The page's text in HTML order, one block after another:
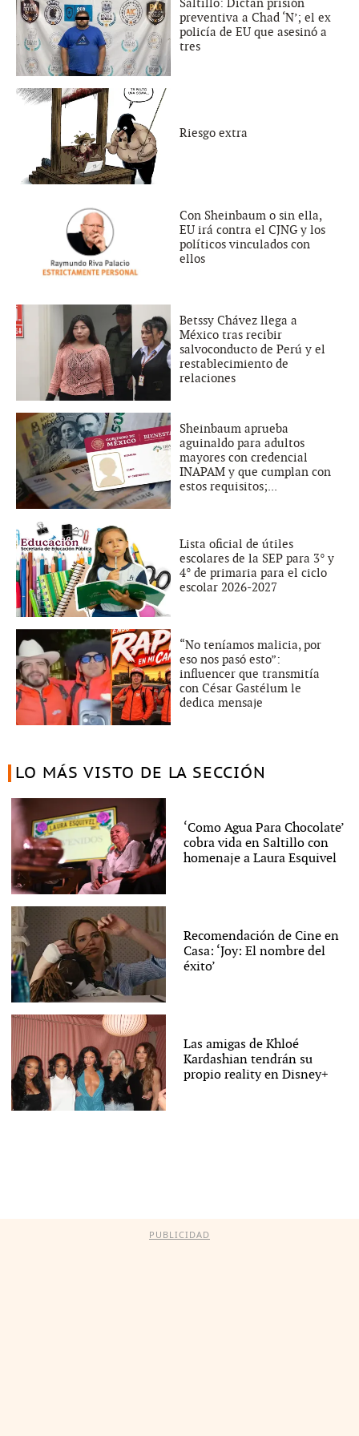
Saltillo: Dictan prisión
preventiva a Chad ‘N’; el ex
policía de EU que asesinó a
tres
Riesgo extra
Con Sheinbaum o sin ella,
EU irá contra el CJNG y los
políticos vinculados con
ellos
Betssy Chávez llega a
México tras recibir
salvoconducto de Perú y el
restablecimiento de
relaciones
Sheinbaum aprueba
aguinaldo para adultos
mayores con credencial
INAPAM y que cumplan con
estos requisitos;...
Lista oficial de útiles
escolares de la SEP para 3° y
4° de primaria para el ciclo
escolar 2026-2027
“No teníamos malicia, por
eso nos pasó esto”:
influencer que transmitía
con César Gastélum le
dedica mensaje
LO MÁS VISTO DE LA SECCIÓN
‘Como Agua Para Chocolate’
cobra vida en Saltillo con
homenaje a Laura Esquivel
Recomendación de Cine en
Casa: ‘Joy: El nombre del
éxito’
Las amigas de Khloé
Kardashian tendrán su
propio reality en Disney+
PUBLICIDAD